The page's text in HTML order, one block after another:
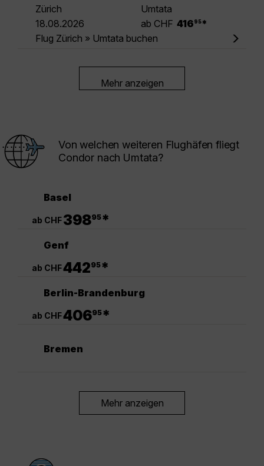
Zürich
Umtata
18.08.2026
ab CHF 416 95 *
Flug Zürich » Umtata buchen
Mehr anzeigen
Von welchen weiteren Flughäfen fliegt
Condor nach Umtata?
Basel
ab CHF39895*
Genf
ab CHF44295*
Berlin-Brandenburg
ab CHF40695*
Bremen
Mehr anzeigen